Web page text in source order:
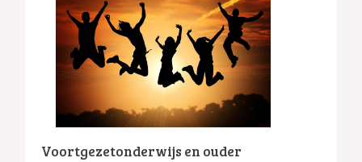
Voortgezetonderwijs en ouder